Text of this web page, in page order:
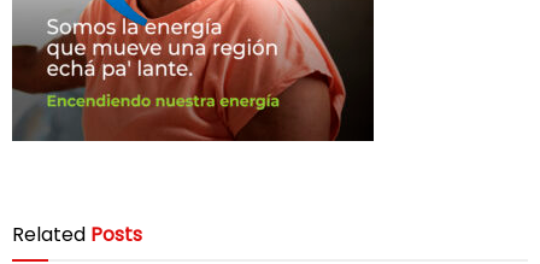
Related Posts